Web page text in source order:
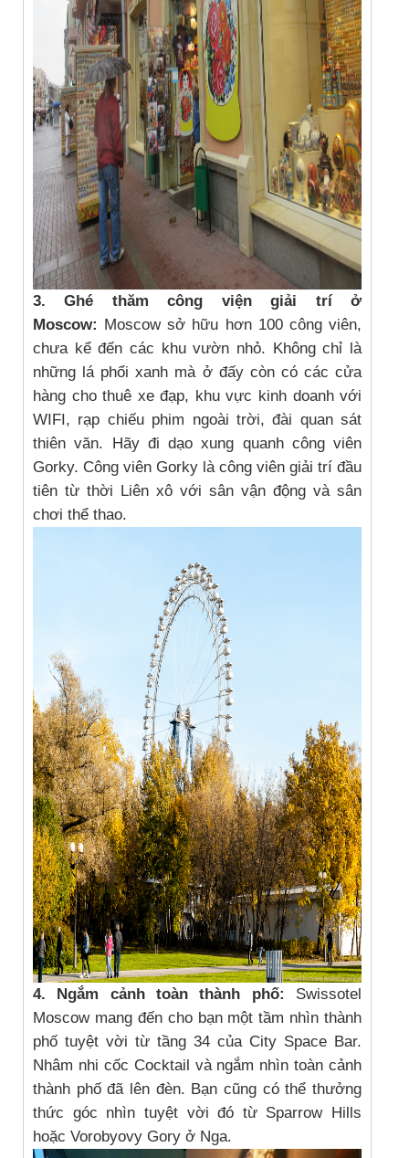
3. Ghé thăm công viện giải trí ở
Moscow: Moscow sở hữu hơn 100 công viên,
chưa kể đến các khu vườn nhỏ. Không chỉ là
những lá phổi xanh mà ở đấy còn có các cửa
hàng cho thuê xe đạp, khu vực kinh doanh với
WIFI, rạp chiếu phim ngoài trời, đài quan sát
thiên văn. Hãy đi dạo xung quanh công viên
Gorky. Công viên Gorky là công viên giải trí đầu
tiên từ thời Liên xô với sân vận động và sân
chơi thể thao.
4. Ngắm cảnh toàn thành phố: Swissotel
Moscow mang đến cho bạn một tầm nhìn thành
phố tuyệt vời từ tầng 34 của City Space Bar.
Nhâm nhi cốc Cocktail và ngắm nhìn toàn cảnh
thành phố đã lên đèn. Bạn cũng có thể thưởng
thức góc nhìn tuyệt vời đó từ Sparrow Hills
hoặc Vorobyovy Gory ở Nga.